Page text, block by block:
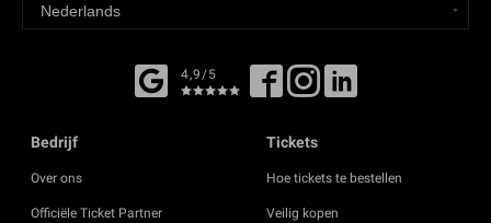
4,9/5
Bedrijf
Over ons
Officiële Ticket Partner
Tickets
Hoe tickets te bestellen
Veilig kopen